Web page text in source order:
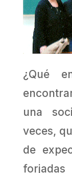
¿Qué
una
veces,
de